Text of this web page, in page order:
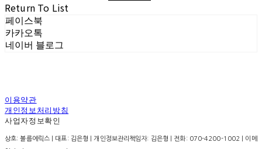
Return To List
페이스북
카카오톡
네이버 블로그
이용약관
개인정보처리방침
사업자정보확인
상호: 볼름에릭스 | 대표: 김은형 | 개인정보관리책임자: 김은형 | 전화: 070-4200-1002 | 이메